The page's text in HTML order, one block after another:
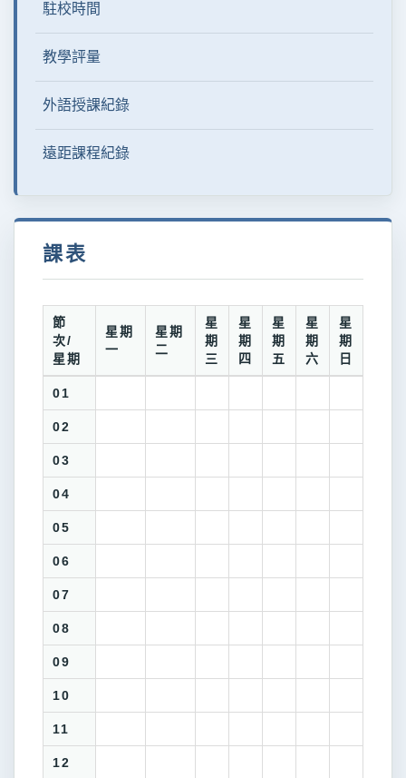
駐校時間
教學評量
外語授課紀錄
遠距課程紀錄
課表
節
次/
星期
星期
一
星期
二
星
期
三
星
期
四
星
期
五
星
期
六
星
期
日
01
02
03
04
05
06
07
08
09
10
11
12